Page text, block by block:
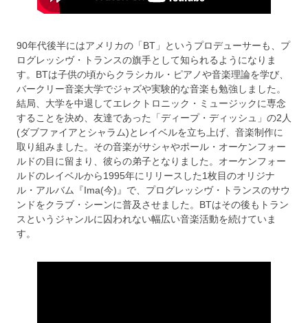
90年代後半にはアメリカの「BT」というプロデューサーも、プ
ログレッシヴ・トランスの旗手として知られるようになりま
す。BTは子供の頃からクラシカル・ピアノや音楽理論を学び、
バークリー音楽大学でジャズや実験的な音楽も勉強しました。
結局、大学を中退してエレクトロニック・ミュージックに専念
することを決め、友達であった「ディープ・ディッシュ」の2人
(ダブファイアとシャラム)とレイベルを立ち上げ、音楽制作に
取り組みました。その音楽がサシャやポール・オーケンフォー
ルドの目に留まり、彼らの弟子となりました。オーケンフォー
ルドのレイベルから1995年にリリースした1枚目のオリジナ
ル・アルバム『Ima(今)』で、プログレッシヴ・トランスのサウ
ンドをクラブ・シーンに普及させました。BTはその後もトラン
スというジャンルに囚われない幅広い音楽活動を続けていま
す。